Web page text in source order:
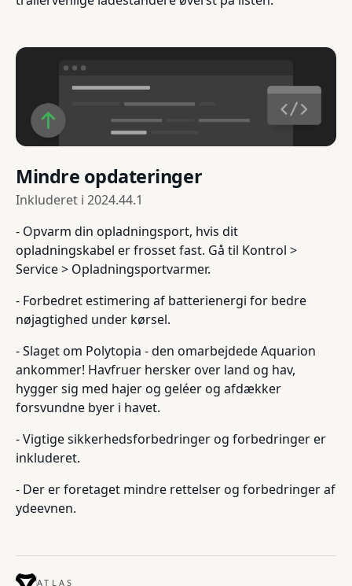
Mindre opdateringer
Inkluderet i 2024.44.1
- Opvarm din opladningsport, hvis dit
opladningskabel er frosset fast. Gå til Kontrol >
Service > Opladningsportvarmer.
- Forbedret estimering af batterienergi for bedre
nøjagtighed under kørsel.
- Slaget om Polytopia - den omarbejdede Aquarion
ankommer! Havfruer hersker over land og hav,
hygger sig med hajer og geléer og afdækker
forsvundne byer i havet.
- Vigtige sikkerhedsforbedringer og forbedringer er
inkluderet.
- Der er foretaget mindre rettelser og forbedringer af
ydeevnen.
ATLAS